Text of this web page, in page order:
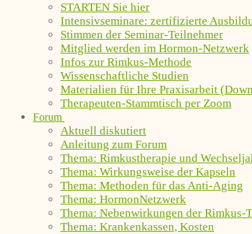
STARTEN Sie hier
Intensivseminare: zertifizierte
Stimmen der Seminar-Teilnehmer
Mitglied werden im Hormon-Netzwerk
Infos zur Rimkus-Methode
Wissenschaftliche Studien
Materialien für Ihre Praxisarbeit
Therapeuten-Stammtisch per Zoom
Forum
Aktuell diskutiert
Anleitung zum Forum
Thema: Rimkustherapie und
Thema: Wirkungsweise der Kapseln
Thema: Methoden für das Anti-Aging
Thema: HormonNetzwerk
Thema: Nebenwirkungen der Rimkus-
Thema: Krankenkassen, Kosten